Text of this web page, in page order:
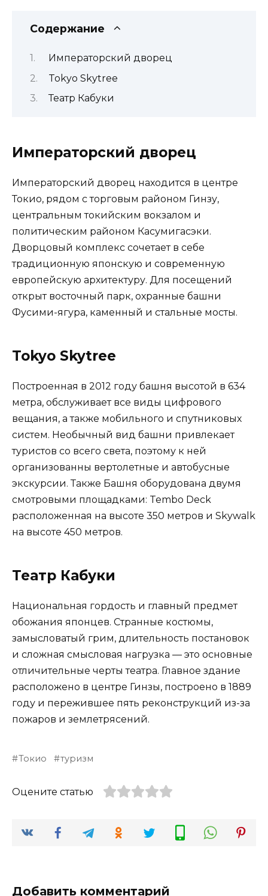
Содержание
Императорский дворец
Tokyo Skytree
Театр Кабуки
Императорский дворец
Императорский дворец находится в центре
Токио, рядом с торговым районом Гинзу,
центральным токийским вокзалом и
политическим районом Касумигасэки.
Дворцовый комплекс сочетает в себе
традиционную японскую и современную
европейскую архитектуру. Для посещений
открыт восточный парк, охранные башни
Фусими-ягура, каменный и стальные мосты.
Tokyo Skytree
Построенная в 2012 году башня высотой в 634
метра, обслуживает все виды цифрового
вещания, а также мобильного и спутниковых
систем. Необычный вид башни привлекает
туристов со всего света, поэтому к ней
организованны вертолетные и автобусные
экскурсии. Также Башня оборудована двумя
смотровыми площадками: Tembo Deck
расположенная на высоте 350 метров и Skywalk
на высоте 450 метров.
Театр Кабуки
Национальная гордость и главный предмет
обожания японцев. Странные костюмы,
замысловатый грим, длительность постановок
и сложная смысловая нагрузка — это основные
отличительные черты театра. Главное здание
расположено в центре Гинзы, построено в 1889
году и пережившее пять реконструкций из-за
пожаров и землетрясений.
Токио туризм
Оцените статью
Добавить комментарий